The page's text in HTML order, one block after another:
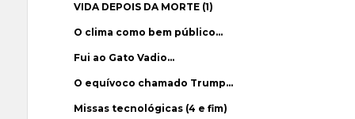
VIDA DEPOIS DA MORTE (1)
O clima como bem público…
Fui ao Gato Vadio…
O equívoco chamado Trump…
Missas tecnológicas (4 e fim)